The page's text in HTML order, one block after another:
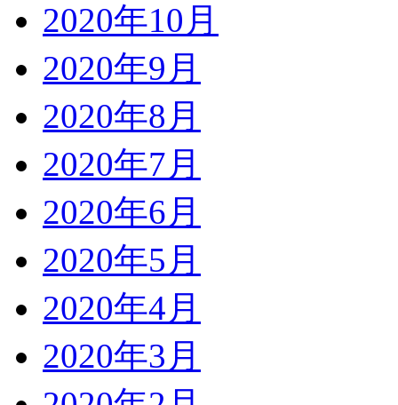
2020年10月
2020年9月
2020年8月
2020年7月
2020年6月
2020年5月
2020年4月
2020年3月